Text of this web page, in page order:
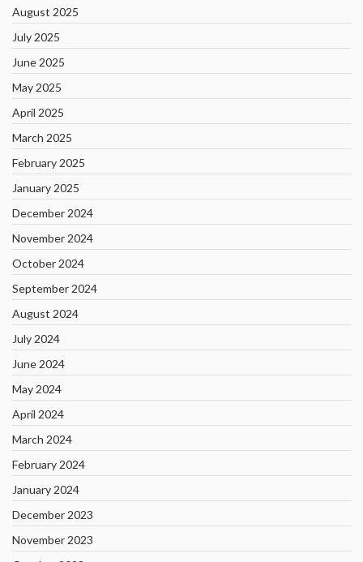
August 2025
July 2025
June 2025
May 2025
April 2025
March 2025
February 2025
January 2025
December 2024
November 2024
October 2024
September 2024
August 2024
July 2024
June 2024
May 2024
April 2024
March 2024
February 2024
January 2024
December 2023
November 2023